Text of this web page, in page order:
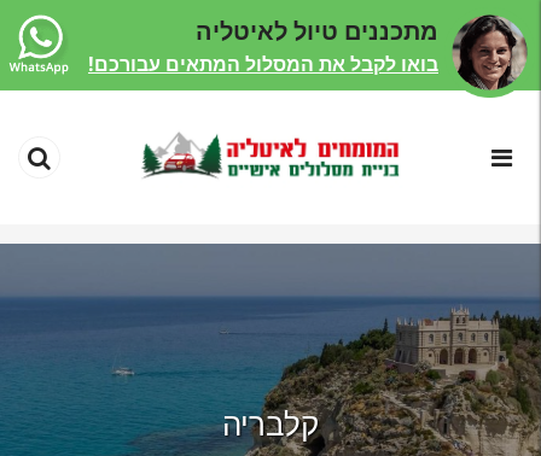
קלבריה
מתכננים טיול לאיטליה
בואו לקבל את המסלול המתאים עבורכם!